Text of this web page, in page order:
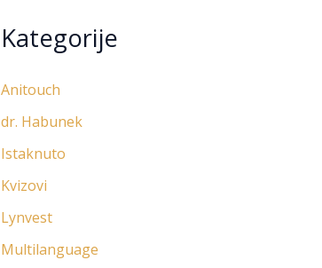
Kategorije
Anitouch
dr. Habunek
Istaknuto
Kvizovi
Lynvest
Multilanguage